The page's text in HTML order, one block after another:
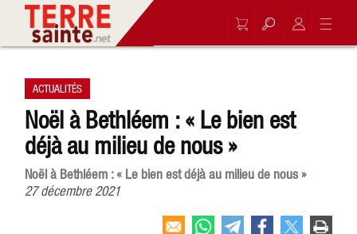
ACTUALITÉS
Noël à Bethléem : « Le bien est
déjà au milieu de nous »
Noël à Bethléem : « Le bien est déjà au milieu de nous »
27 décembre 2021